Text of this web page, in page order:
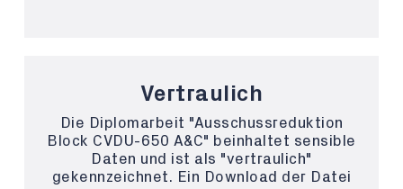
Vertraulich
Die Diplomarbeit "Ausschussreduktion
Block CVDU-650 A&C" beinhaltet sensible
Daten und ist als "vertraulich"
gekennzeichnet. Ein Download der Datei